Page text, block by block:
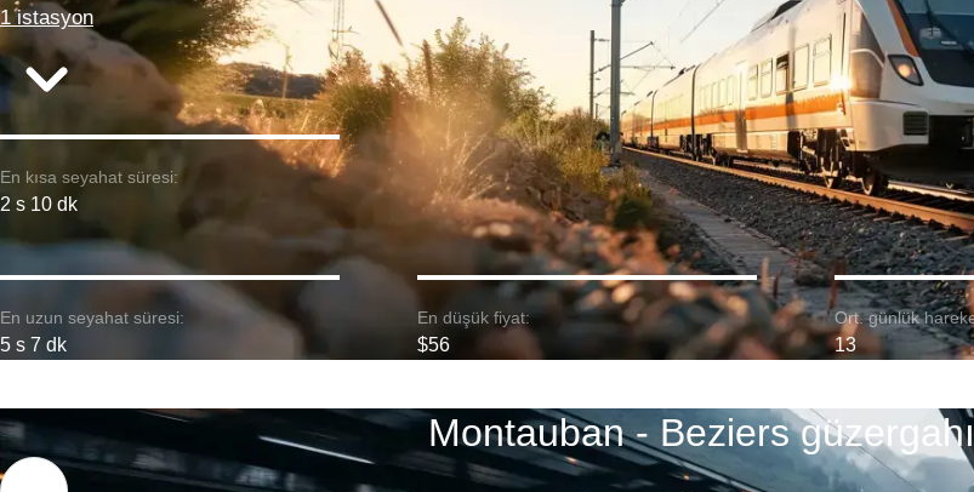
1 istasyon
En kısa seyahat süresi:
2 s 10 dk
En uzun seyahat süresi:
5 s 7 dk
En düşük fiyat:
$56
Ort. günlük
13
Montauban - Beziers